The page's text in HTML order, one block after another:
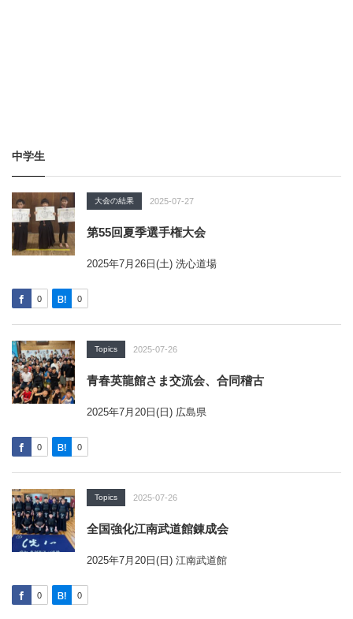
中学生
大会の結果 2025-07-27
第55回夏季選手権大会
2025年7月26日(土) 洗心道場
0 0
Topics 2025-07-26
青春英龍館さま交流会、合同稽古
2025年7月20日(日) 広島県
0 0
Topics 2025-07-26
全国強化江南武道館錬成会
2025年7月20日(日) 江南武道館
0 0